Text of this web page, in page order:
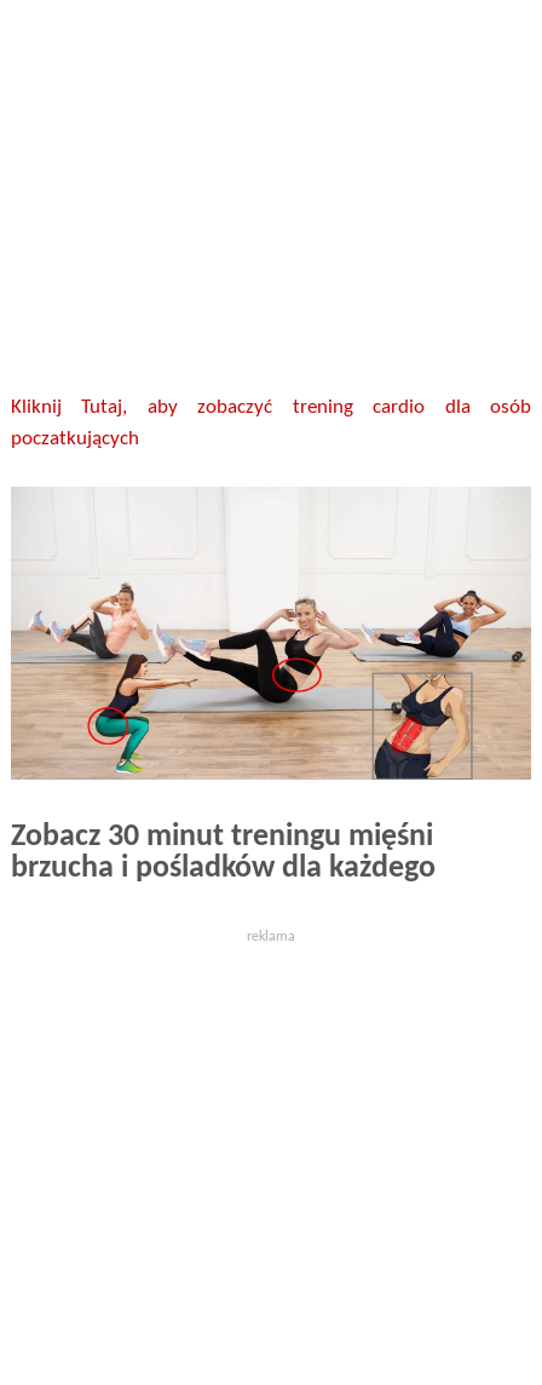
Kliknij Tutaj, aby zobaczyć trening cardio dla osób
poczatkujących
Zobacz 30 minut treningu mięśni
brzucha i pośladków dla każdego
reklama